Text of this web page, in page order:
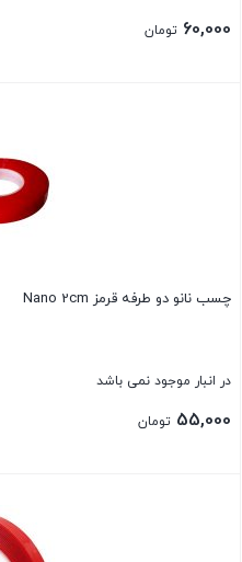
60,000 تومان
چسب نانو دو طرفه قرمز Nano 2cm
در انبار موجود نمی باشد
55,000 تومان